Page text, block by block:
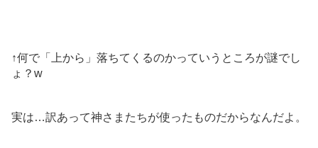
↑何で「上から」落ちてくるのかっていうところが謎でし
ょ？w
実は…訳あって神さまたちが使ったものだからなんだよ。